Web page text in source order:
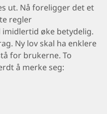
ut. Nå foreligger det et
regler
øke betydelig.
Ny lov skal ha enklere
for brukerne. To
å merke seg: